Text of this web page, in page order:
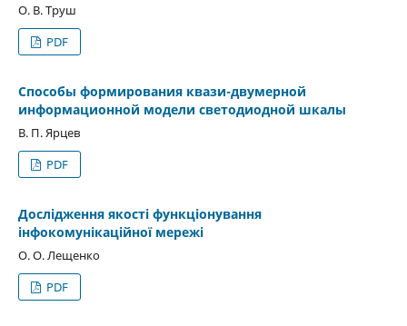
О. В. Труш
PDF
Способы формирования квази-двумерной
информационной модели светодиодной шкалы
В. П. Ярцев
PDF
Дослідження якості функціонування
інфокомунікаційної мережі
О. О. Лещенко
PDF